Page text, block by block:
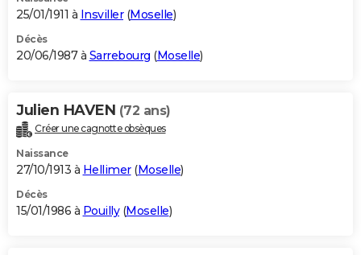
25/01/1911 à Insviller(Moselle)
Décès
20/06/1987 à Sarrebourg (Moselle)
Julien HAVEN (72 ans)
Créer une cagnotte obsèques
Naissance
27/10/1913 à Hellimer(Moselle)
Décès
15/01/1986 à Pouilly(Moselle)